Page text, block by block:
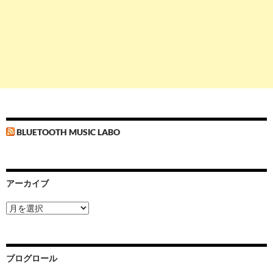
BLUETOOTH MUSIC LABO
アーカイブ
ア
ー
ブ
ブログロール